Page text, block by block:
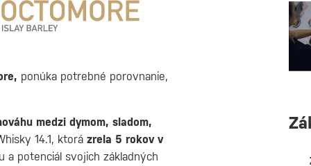
ponúka potrebné porovnanie,
medzi dymom, sladom,
14.1, ktorá zrela 5 rokov v
a potenciál svojich základných